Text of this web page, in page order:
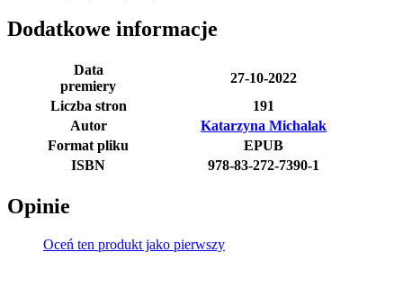
Dodatkowe informacje
Data
premiery
27-10-2022
Liczba stron
191
Autor
Katarzyna Michalak
Format pliku
EPUB
ISBN
978-83-272-7390-1
Opinie
Oceń ten produkt jako pierwszy